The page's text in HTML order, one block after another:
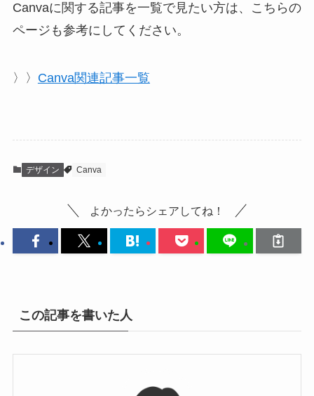
Canvaに関する記事を一覧で見たい方は、こちらの
ページも参考にしてください。
〉〉 Canva関連記事一覧
デザイン Canva
よかったらシェアしてね！
この記事を書いた人